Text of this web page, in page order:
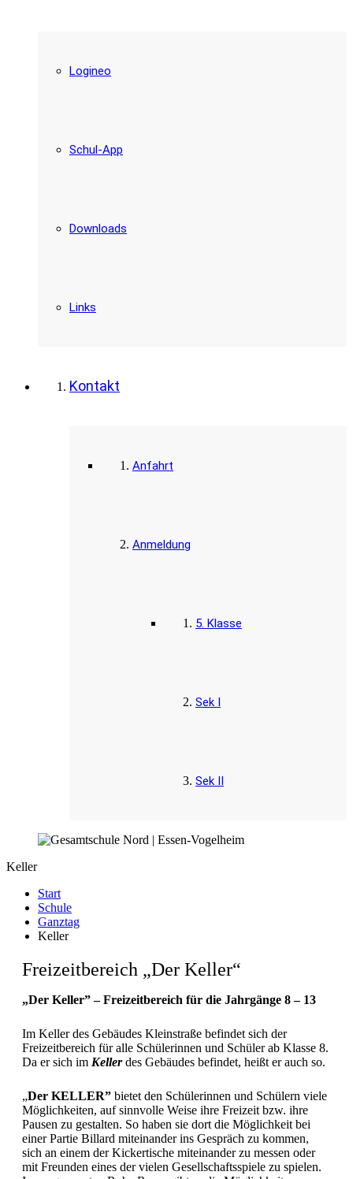
Logineo
Schul-App
Downloads
Links
Kontakt
Anfahrt
Anmeldung
5. Klasse
Sek I
Sek II
Keller
Start
Schule
Ganztag
Keller
Freizeitbereich „Der Keller“
„Der Keller” – Freizeitbereich für die Jahrgänge 8 – 13
Im Keller des Gebäudes Kleinstraße befindet sich der
Freizeitbereich für alle Schülerinnen und Schüler ab Klasse 8.
Da er sich im Kellerdes Gebäudes befindet, heißt er auch so.
„Der KELLER” bietet den Schülerinnen und Schülern viele
Möglichkeiten, auf sinnvolle Weise ihre Freizeit bzw. ihre
Pausen zu gestalten. So haben sie dort die Möglichkeit bei
einer Partie Billard miteinander ins Gespräch zu kommen,
sich an einem der Kickertische miteinander zu messen oder
mit Freunden eines der vielen Gesellschaftsspiele zu spielen.